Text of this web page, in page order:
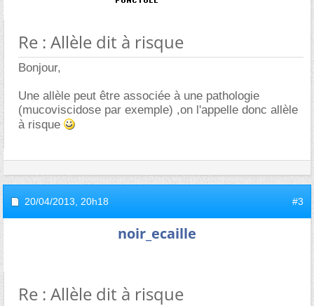
Re : Allèle dit à risque
Bonjour,
Une allèle peut être associée à une pathologie
(mucoviscidose par exemple) ,on l'appelle donc allèle
à risque
20/04/2013, 20h18 #3
noir_ecaille
Re : Allèle dit à risque